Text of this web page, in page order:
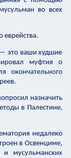
во всех
еврейства.
это ваши худшие
муфтия о
окончательного
назначить
в Палестине,
недалеко
в Освенциме,
и мусульманских